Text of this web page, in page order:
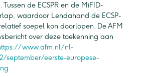
de ECSPR en de MiFID-
waardoor Lendahand de ECSP-
soepel kon doorlopen. De AFM
over deze toekenning aan
www.afm.nl/nl-
september/eerste-europese-